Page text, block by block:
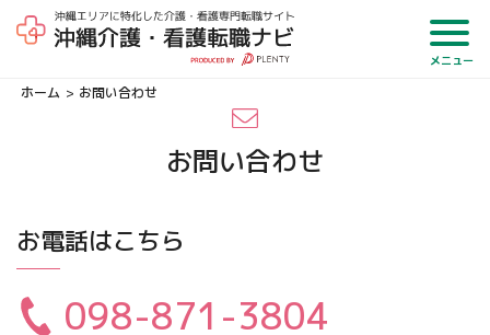
メニュー
ホーム お問い合わせ
お問い合わせ
お電話はこちら
098-871-3804